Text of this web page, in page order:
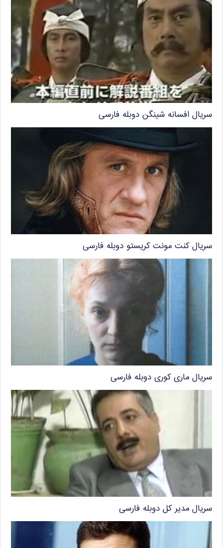
سریال افسانه شینگن دوبله فارسی
سریال کنت مونت کریستو دوبله فارسی
سریال ماری کوری دوبله فارسی
سریال مدیر کل دوبله فارسی